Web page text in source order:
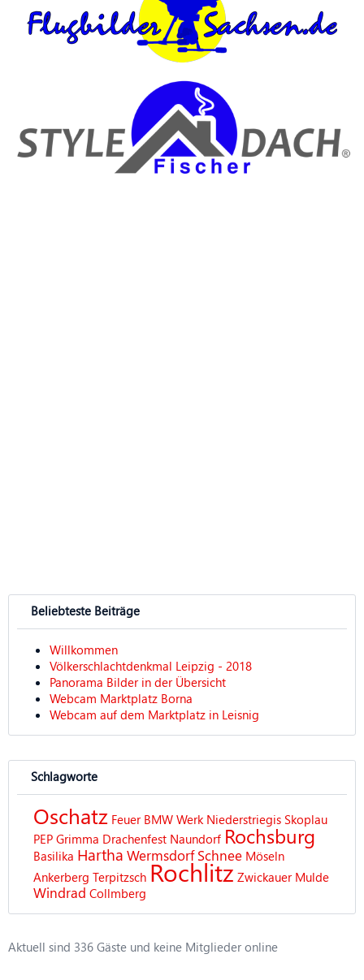
Beliebteste Beiträge
Willkommen
Völkerschlachtdenkmal Leipzig - 2018
Panorama Bilder in der Übersicht
Webcam Marktplatz Borna
Webcam auf dem Marktplatz in Leisnig
Schlagworte
Oschatz Feuer BMW Werk Niederstriegis Skoplau
PEP Grimma Drachenfest Naundorf Rochsburg
Basilika Hartha Wermsdorf Schnee Möseln
Ankerberg Terpitzsch Rochlitz Zwickauer Mulde
Windrad Collmberg
Aktuell sind 336 Gäste und keine Mitglieder online